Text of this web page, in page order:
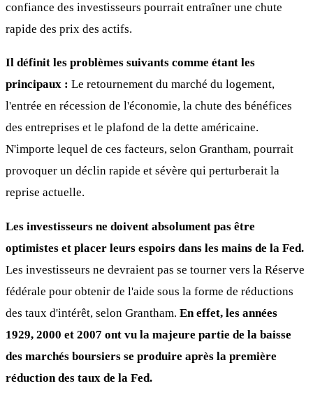
confiance des investisseurs pourrait entraîner une chute
rapide des prix des actifs.
Il définit les problèmes suivants comme étant les
principaux : Le retournement du marché du logement,
l'entrée en récession de l'économie, la chute des bénéfices
des entreprises et le plafond de la dette américaine.
N'importe lequel de ces facteurs, selon Grantham, pourrait
provoquer un déclin rapide et sévère qui perturberait la
reprise actuelle.
Les investisseurs ne doivent absolument pas être
optimistes et placer leurs espoirs dans les mains de la Fed.
Les investisseurs ne devraient pas se tourner vers la Réserve
fédérale pour obtenir de l'aide sous la forme de réductions
des taux d'intérêt, selon Grantham. En effet, les années
1929, 2000 et 2007 ont vu la majeure partie de la baisse
des marchés boursiers se produire après la première
réduction des taux de la Fed.